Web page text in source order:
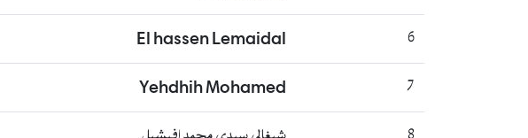
6
El hassen Lemaidal
7
Yehdhih Mohamed